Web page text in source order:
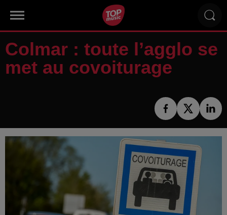
Colmar : toute l’agglo se
met au covoiturage